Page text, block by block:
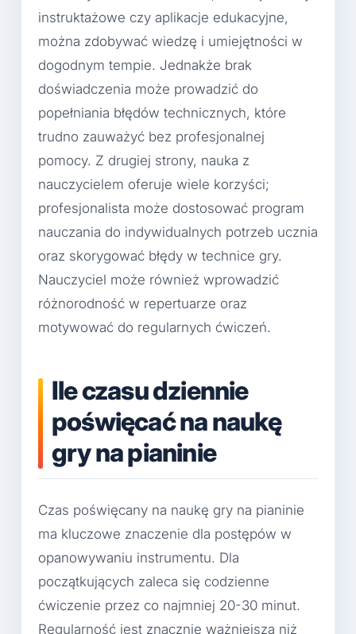
instruktażowe czy aplikacje edukacyjne,
można zdobywać wiedzę i umiejętności w
dogodnym tempie. Jednakże brak
doświadczenia może prowadzić do
popełniania błędów technicznych, które
trudno zauważyć bez profesjonalnej
pomocy. Z drugiej strony, nauka z
nauczycielem oferuje wiele korzyści;
profesjonalista może dostosować program
nauczania do indywidualnych potrzeb ucznia
oraz skorygować błędy w technice gry.
Nauczyciel może również wprowadzić
różnorodność w repertuarze oraz
motywować do regularnych ćwiczeń.
Ile czasu dziennie
poświęcać na naukę
gry na pianinie
Czas poświęcany na naukę gry na pianinie
ma kluczowe znaczenie dla postępów w
opanowywaniu instrumentu. Dla
początkujących zaleca się codzienne
ćwiczenie przez co najmniej 20-30 minut.
Regularność jest znacznie ważniejsza niż